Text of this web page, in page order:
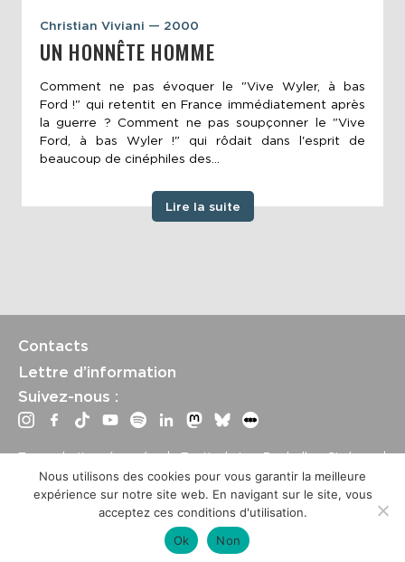
Christian Viviani — 2000
UN HONNÊTE HOMME
Comment ne pas évoquer le "Vive Wyler, à bas
Ford !" qui retentit en France immédiatement après
la guerre ? Comment ne pas soupçonner le "Vive
Ford, à bas Wyler !" qui rôdait dans l'esprit de
beaucoup de cinéphiles des...
Lire la suite
Contacts
Lettre d’information
Suivez-nous :
Tous droits réservés | Festival La Rochelle Cinéma |
International Film Festival – Mentions légales –Conditions
générales de vente
Crédits site : Marine Breton, design ;Etienne Delcambre,
développement et mise à jour
Nous utilisons des cookies pour vous garantir la meilleure
expérience sur notre site web. En navigant sur le site, vous
acceptez ces conditions d'utilisation.
Ok
Non